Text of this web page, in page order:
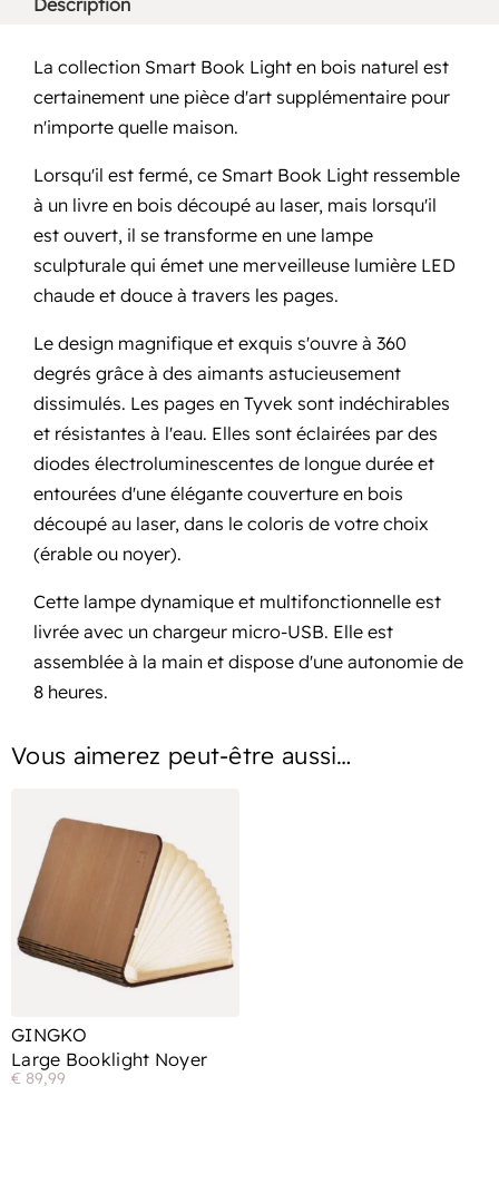
La collection Smart Book Light en bois naturel est
certainement une pièce d'art supplémentaire pour
n'importe quelle maison.
Lorsqu'il est fermé, ce Smart Book Light ressemble
à un livre en bois découpé au laser, mais lorsqu'il
est ouvert, il se transforme en une lampe
sculpturale qui émet une merveilleuse lumière LED
chaude et douce à travers les pages.
Le design magnifique et exquis s'ouvre à 360
degrés grâce à des aimants astucieusement
dissimulés. Les pages en Tyvek sont indéchirables
et résistantes à l'eau. Elles sont éclairées par des
diodes électroluminescentes de longue durée et
entourées d'une élégante couverture en bois
découpé au laser, dans le coloris de votre choix
(érable ou noyer).
Cette lampe dynamique et multifonctionnelle est
livrée avec un chargeur micro-USB. Elle est
assemblée à la main et dispose d'une autonomie de
8 heures.
Vous aimerez peut-être aussi…
Large Booklight Noyer
GINGKO
€ 89,99